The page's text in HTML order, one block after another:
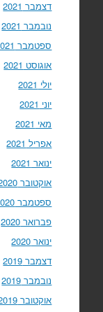
דצמבר 2021
נובמבר 2021
ספטמבר 2021
אוגוסט 2021
יולי 2021
יוני 2021
מאי 2021
אפריל 2021
ינואר 2021
אוקטובר 2020
ספטמבר 2020
פברואר 2020
ינואר 2020
דצמבר 2019
נובמבר 2019
אוקטובר 2019